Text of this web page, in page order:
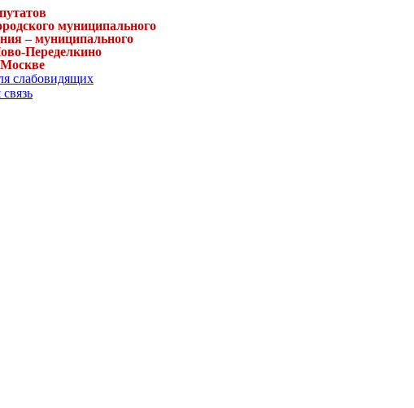
муниципального
– муниципального
Переделкино
Москве
слабовидящих